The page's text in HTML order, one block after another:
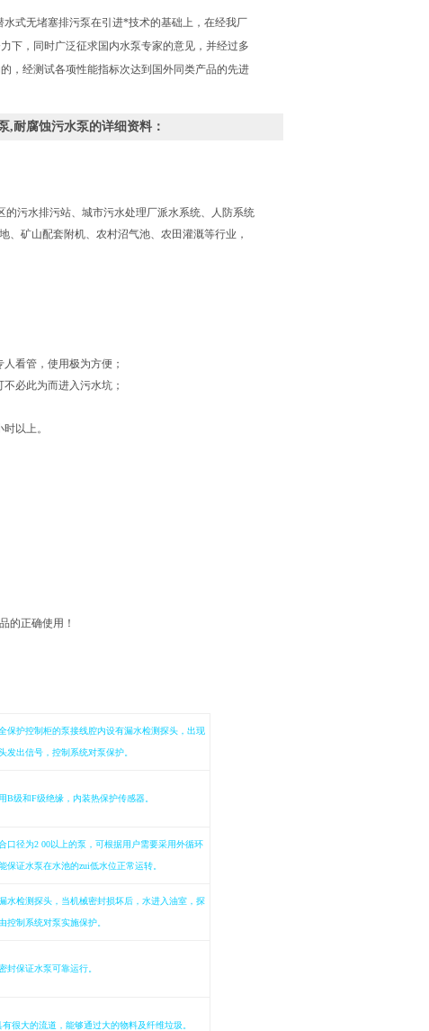
水式无堵塞排污泵在引进*技术的基础上，在经我厂
下，同时广泛征求国内水泵专家的意见，并经过多
，经测试各项性能指标次达到国外同类产品的先进
,耐腐蚀污水泵的详细资料：
污水排污站、城市污水处理厂派水系统、人防系统
矿山配套附机、农村沼气池、农田灌溉等行业，
看管，使用极为方便；
必此为而进入污水坑；
以上。
的正确使用！
保护控制柜的泵接线腔内设有漏水检测探头，出现
发出信号，控制系统对泵保护。
B级和F级绝缘，内装热保护传感器。
口径为2 00以上的泵，可根据用户需要采用外循环
保证水泵在水池的zui低水位正常运转。
水检测探头，当机械密封损坏后，水进入油室，探
控制系统对泵实施保护。
封保证水泵可靠运行。
很大的流道，能够通过大的物料及纤维垃圾。